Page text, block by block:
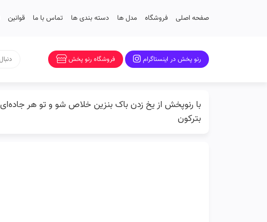
صفحه اصلی فروشگاه مدل ها دسته بندی ها تماس با ما قوانین
رنو پخش در اینستاگرام فروشگاه رنو پخش
با رنوپخش از یخ زدن باک بنزین خلاص شو و تو هر جاده‌ای
بترکون